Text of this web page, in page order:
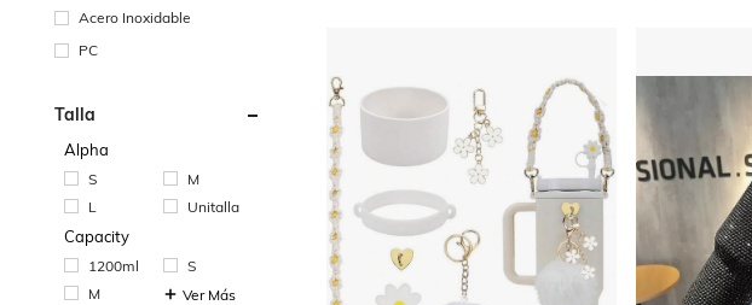
Acero Inoxidable
PC
Talla
Alpha
S
M
L
Unitalla
Capacity
1200ml
S
M
Ver Más